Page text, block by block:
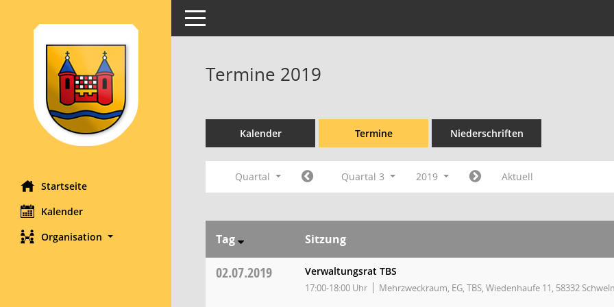
Startseite
Kalender
Organisation
Toggle navigation
Termine 2019
Kalender Termine Niederschriften
Quartal Quartal 3 2019 Aktuell
Tag Sitzung
02.07.2019 Verwaltungsrat TBS
17:00-18:00 Uhr Mehrzweckraum, EG, TBS, Wiedenhaufe 11, 58332